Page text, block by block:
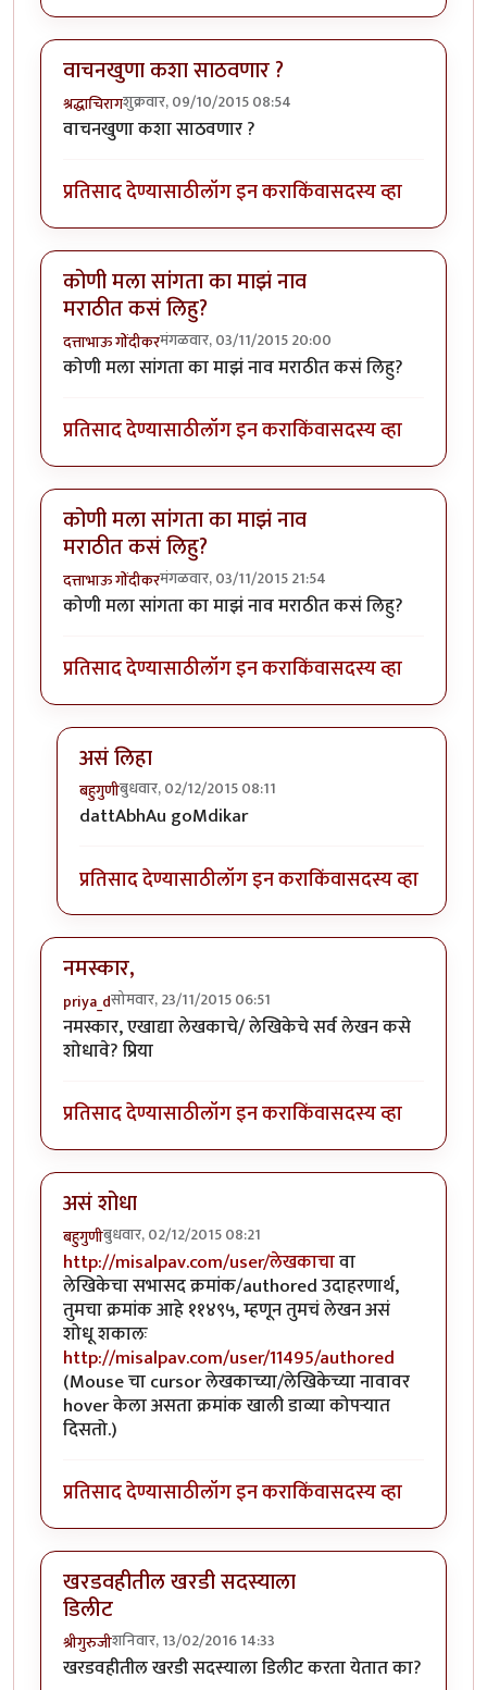
वाचनखुणा कशा साठवणार ?
श्रद्धाचिरागशुक्रवार, 09/10/2015 08:54
वाचनखुणा कशा साठवणार ?
प्रतिसाद देण्यासाठीलॉग इन कराकिंवासदस्य व्हा
कोणी मला सांगता का माझं नाव
मराठीत कसं लिहु?
दत्ताभाऊ गोंदीकरमंगळवार, 03/11/2015 20:00
कोणी मला सांगता का माझं नाव मराठीत कसं लिहु?
प्रतिसाद देण्यासाठीलॉग इन कराकिंवासदस्य व्हा
कोणी मला सांगता का माझं नाव
मराठीत कसं लिहु?
दत्ताभाऊ गोंदीकरमंगळवार, 03/11/2015 21:54
कोणी मला सांगता का माझं नाव मराठीत कसं लिहु?
प्रतिसाद देण्यासाठीलॉग इन कराकिंवासदस्य व्हा
असं लिहा
बहुगुणीबुधवार, 02/12/2015 08:11
In reply toकोणी मला सांगता का माझं नाव मराठीत कसं
dattAbhAu goMdikar
प्रतिसाद देण्यासाठीलॉग इन कराकिंवासदस्य व्हा
नमस्कार,
priya_dसोमवार, 23/11/2015 06:51
नमस्कार, एखाद्या लेखकाचे/ लेखिकेचे सर्व लेखन कसे
शोधावे? प्रिया
प्रतिसाद देण्यासाठीलॉग इन कराकिंवासदस्य व्हा
असं शोधा
बहुगुणीबुधवार, 02/12/2015 08:21
http://misalpav.com/user/लेखकाचावा
लेखिकेचा सभासद क्रमांक/authored उदाहरणार्थ,
तुमचा क्रमांक आहे ११४९५, म्हणून तुमचं लेखन असं
शोधू शकालः
http://misalpav.com/user/11495/authored
(Mouse चा cursor लेखकाच्या/लेखिकेच्या नावावर
hover केला असता क्रमांक खाली डाव्या कोपर्‍यात
दिसतो.)
प्रतिसाद देण्यासाठीलॉग इन कराकिंवासदस्य व्हा
खरडवहीतील खरडी सदस्याला
डिलीट
श्रीगुरुजीशनिवार, 13/02/2016 14:33
खरडवहीतील खरडी सदस्याला डिलीट करता येतात का?